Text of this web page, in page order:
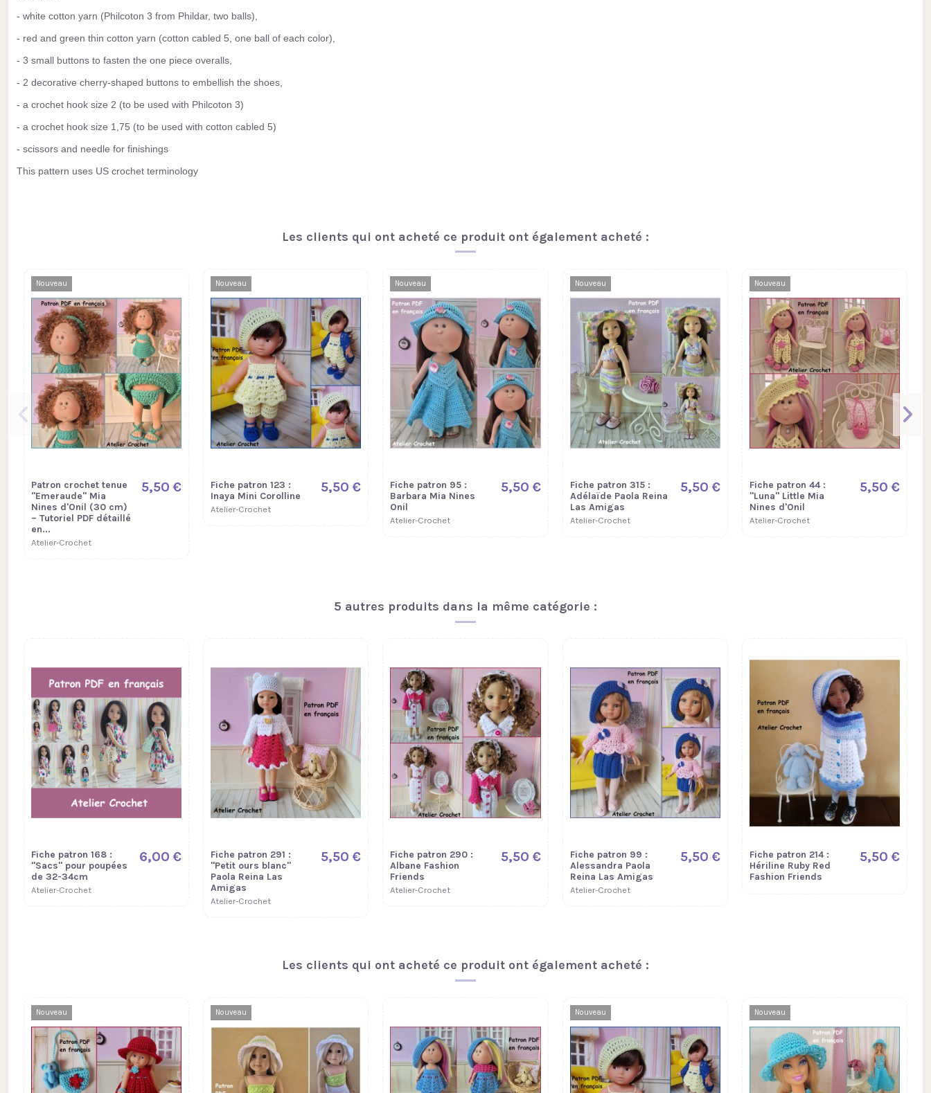
- white cotton yarn (Philcoton 3 from Phildar, two balls),
- red and green thin cotton yarn (cotton cabled 5, one ball of each color),
- 3 small buttons to fasten the one piece overalls,
- 2 decorative cherry-shaped buttons to embellish the shoes,
- a crochet hook size 2 (to be used with Philcoton 3)
- a crochet hook size 1,75 (to be used with cotton cabled 5)
- scissors and needle for finishings
This pattern uses US crochet terminology
Les clients qui ont acheté ce produit ont également acheté :
Nouveau
Patron crochet tenue
"Emeraude" Mia
Nines d'Onil (30 cm)
– Tutoriel PDF détaillé
en...
Atelier-Crochet
5,50 €
Nouveau
Fiche patron 123 :
Inaya Mini Corolline
Atelier-Crochet
5,50 €
Nouveau
Fiche patron 95 :
Barbara Mia Nines
Onil
Atelier-Crochet
5,50 €
Nouveau
Fiche patron 315 :
Adélaïde Paola Reina
Las Amigas
Atelier-Crochet
5,50 €
Nouveau
Fiche patron 44 :
"Luna" Little Mia
Nines d'Onil
Atelier-Crochet
5,50 €
Fiche patron 77 :
"Dalhia" Little Mia
5,50 €
Fiche patron 230 :
Natalia Mini Corolline
Atelier-Crochet
5,50 €
Patron crochet Barbie
« Marjolaine » – Robe
dos nu et chapeau au
5,50 €
5 autres produits dans la même catégorie :
Fiche patron 168 :
"Sacs" pour poupées
de 32-34cm
Atelier-Crochet
6,00 €
Fiche patron 291 :
"Petit ours blanc"
Paola Reina Las
Amigas
Atelier-Crochet
5,50 €
Fiche patron 290 :
Albane Fashion
Friends
Atelier-Crochet
5,50 €
Fiche patron 99 :
Alessandra Paola
Reina Las Amigas
Atelier-Crochet
5,50 €
Fiche patron 214 :
Hériline Ruby Red
Fashion Friends
5,50 €
Les clients qui ont acheté ce produit ont également acheté :
Nouveau Nouveau Nouveau Nouveau